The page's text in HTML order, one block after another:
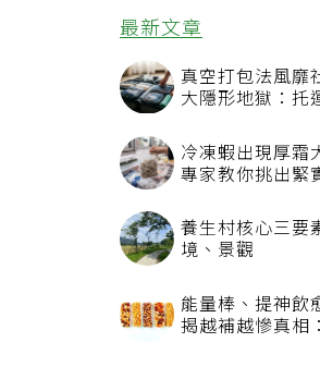
最新文章
真空打包法風靡
大隱形地獄：托
冷凍蝦出現厚霜
專家教你挑出緊
養生村核心三要
境、景觀
能量棒、提神飲
揭越補越慘真